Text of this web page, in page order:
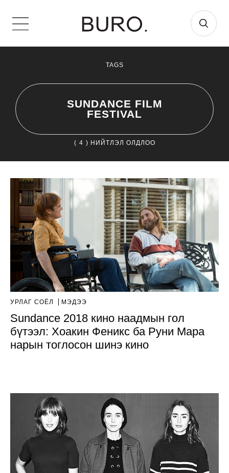
TAGS
SUNDANCE FILM
FESTIVAL
( 4 ) НИЙТЛЭЛ ОЛДЛОО
УРЛАГ СОЁЛ МЭДЭЭ
Sundance 2018 кино наадмын гол
бүтээл: Хоакин Феникс ба Руни Мара
нарын тоглосон шинэ кино